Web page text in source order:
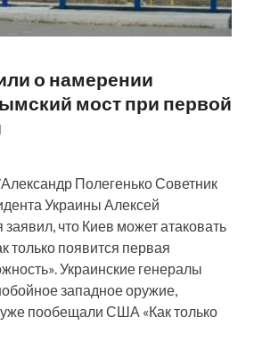
о намерении
мост при первой
Полегенько Советник
Украины Алексей
что Киев может атаковать
только появится первая
Украинские генералы
западное оружие,
уже пообещали США «Как только